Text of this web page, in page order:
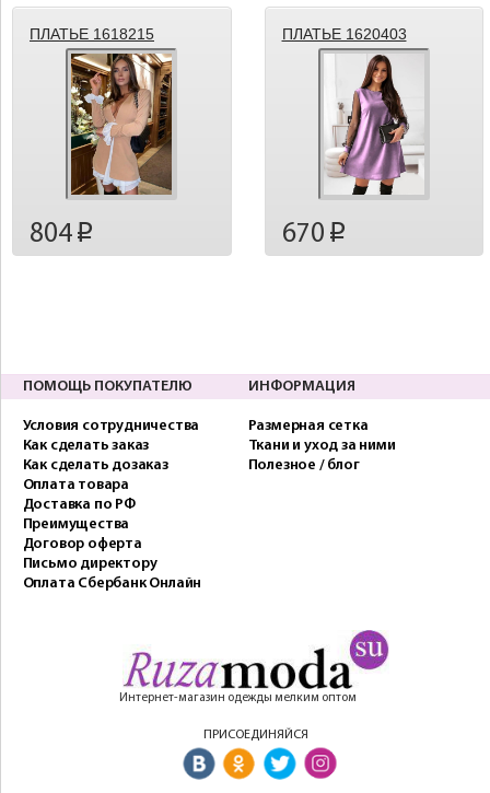
ПЛАТЬЕ 1618215
804 p
ПЛАТЬЕ 1620403
670 p
ПОМОЩЬ ПОКУПАТЕЛЮ
Условия сотрудничества
Как сделать заказ
Как сделать дозаказ
Оплата товара
Доставка по РФ
Преимущества
Договор оферта
Письмо директору
Оплата Сбербанк Онлайн
ИНФОРМАЦИЯ
Размерная сетка
Ткани и уход за ними
Полезное / блог
Интернет-магазин одежды мелким оптом
ПРИСОЕДИНЯЙСЯ